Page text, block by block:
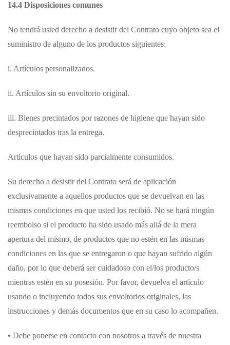
14.4 Disposiciones comunes
No tendrá usted derecho a desistir del Contrato cuyo objeto sea el
suministro de alguno de los productos siguientes:
i. Artículos personalizados.
ii. Artículos sin su envoltorio original.
iii. Bienes precintados por razones de higiene que hayan sido
desprecintados tras la entrega.
Artículos que hayan sido parcialmente consumidos.
Su derecho a desistir del Contrato será de aplicación
exclusivamente a aquellos productos que se devuelvan en las
mismas condiciones en que usted los recibió. No se hará ningún
reembolso si el producto ha sido usado más allá de la mera
apertura del mismo, de productos que no estén en las mismas
condiciones en las que se entregaron o que hayan sufrido algún
daño, por lo que deberá ser cuidadoso con el/los producto/s
mientras estén en su posesión. Por favor, devuelva el artículo
usando o incluyendo todos sus envoltorios originales, las
instrucciones y demás documentos que en su caso lo acompañen.
• Debe ponerse en contacto con nosotros a través de nuestra